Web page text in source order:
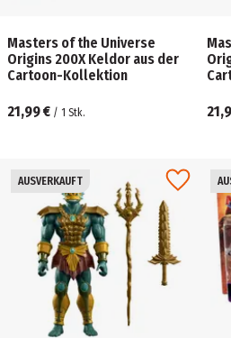
Masters of the Universe
Origins 200X Keldor aus der
Cartoon-Kollektion
21,99 € / 1 Stk.
AUSVERKAUFT